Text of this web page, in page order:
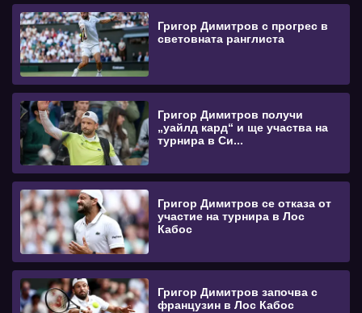
Григор Димитров с прогрес в
световната ранглиста
Григор Димитров получи
„уайлд кард“ и ще участва на
турнира в Си...
Григор Димитров се отказа от
участие на турнира в Лос
Кабос
Григор Димитров започва с
французин в Лос Кабос